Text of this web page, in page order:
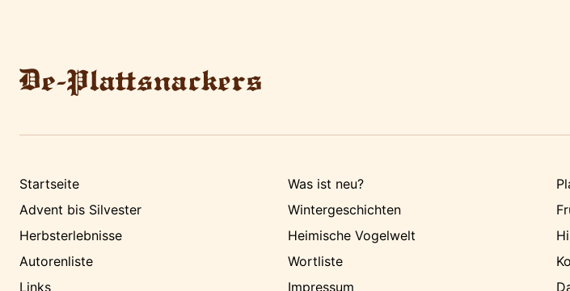
Startseite Was ist neu?
Advent bis Silvester
Wintergeschichten
Herbsterlebnisse
Heimische Vogelwelt
Autorenliste
Wortliste
Links
Impressum